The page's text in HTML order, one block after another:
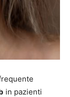
in pazienti